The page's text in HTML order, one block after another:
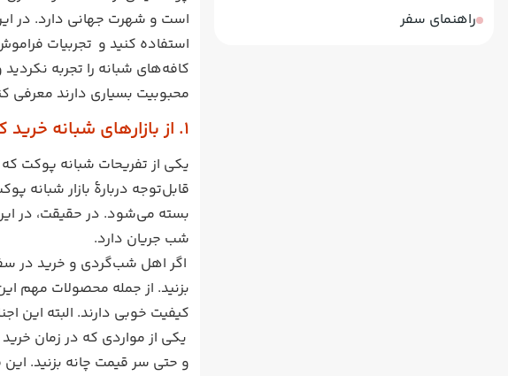
راهنمای سفر
است و شهرت جهانی دارد. در
استفاده کنید و تجربیات
محبوبیت بسیاری دارند معرفی
1. از بازارهای شبانه خرید کنید
یکی از تفریحات شبانه پوکت که
قابل‌توجه دربارۀ بازار شبانه
بسته می‌شود. در حقیقت، در
شب جریان دارد.
اگر اهل شب‌گردی و خرید در
بزنید. از جمله محصولات مهم
کیفیت خوبی دارند. البته این
یکی از مواردی که در زمان
و حتی سر قیمت چانه بزنید.